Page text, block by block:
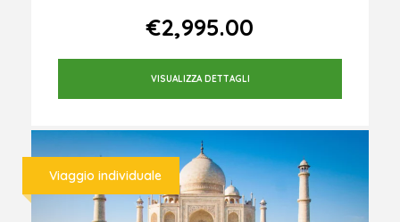
€2,995.00
VISUALIZZA DETTAGLI
Viaggio individuale